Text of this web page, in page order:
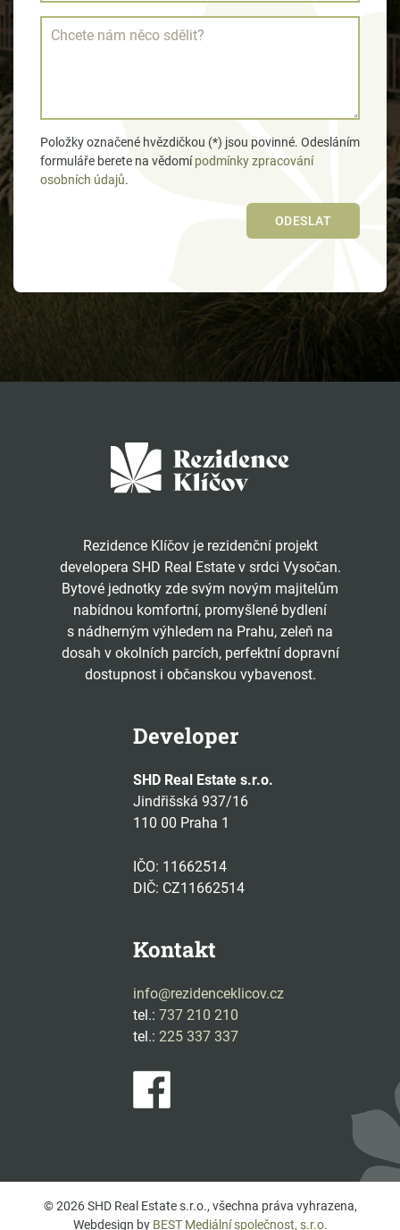
Položky označené hvězdičkou (*) jsou povinné. Odesláním
formuláře berete na vědomípodmínky zpracování
osobních údajů.
Rezidence Klíčov je rezidenční projekt
developera SHD Real Estate v srdci Vysočan.
Bytové jednotky zde svým novým majitelům
nabídnou komfortní, promyšlené bydlení
s nádherným výhledem na Prahu, zeleň na
dosah v okolních parcích, perfektní dopravní
dostupnost i občanskou vybavenost.
Developer
SHD Real Estate s.r.o.
Jindřišská 937/16
110 00 Praha 1
IČO: 11662514
DIČ: CZ11662514
Kontakt
info@rezidenceklicov.cz
tel.: 737 210 210
tel.: 225 337 337
© 2026 SHD Real Estate s.r.o., všechna práva vyhrazena,
Webdesign by BEST Mediální společnost, s.r.o.